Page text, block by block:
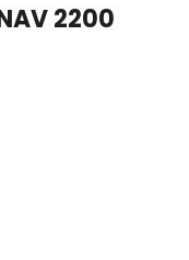
2200